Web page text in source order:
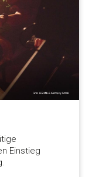
Einstieg